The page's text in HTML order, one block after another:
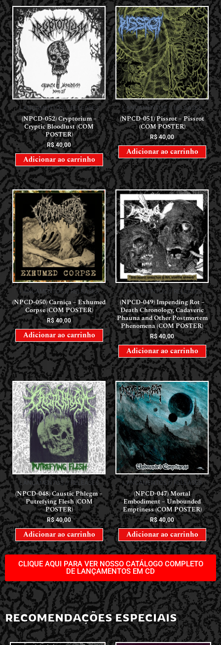
LANÇAMENTOS // RELEASES
(NPCD-052) Cryptorium –
Cryptic Bloodlust (COM
POSTER)
R$40,00
Adicionar ao carrinho
LANÇAMENTOS // RELEASES
(NPCD-051) Pissrot – Pissrot
(COM POSTER)
R$40,00
Adicionar ao carrinho
LANÇAMENTOS // RELEASES
(NPCD-050) Carniça – Exhumed
Corpse (COM POSTER)
R$40,00
Adicionar ao carrinho
LANÇAMENTOS // RELEASES
(NPCD-049) Impending Rot –
Death Chronology, Cadaveric
Phauna and Other Postmortem
Phenomena (COM POSTER)
R$40,00
Adicionar ao carrinho
LANÇAMENTOS // RELEASES
(NPCD-048) Caustic Phlegm –
Putrefying Flesh (COM
POSTER)
R$ 40,00
Adicionar ao carrinho
LANÇAMENTOS // RELEASES
(NPCD-047) Mortal
Embodiment – Unbounded
Emptiness (COM POSTER)
R$40,00
Adicionar ao carrinho
CLIQUE AQUI PARA VER NOSSO CATÁLOGO COMPLETO
DE LANÇAMENTOS EM CD
RECOMENDAÇÕES ESPECIAIS